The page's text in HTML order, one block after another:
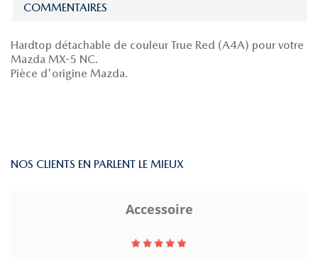
COMMENTAIRES
Hardtop détachable de couleur True Red (A4A) pour votre
Mazda MX-5 NC.
Pièce d'origine Mazda.
NOS CLIENTS EN PARLENT LE MIEUX
Accessoire